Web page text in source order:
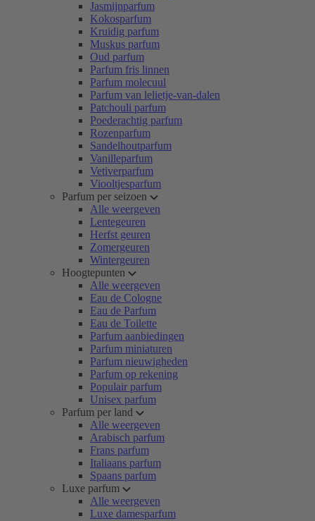
Jasmijnparfum
Kokosparfum
Kruidig parfum
Muskus parfum
Oud parfum
Parfum fris linnen
Parfum molecuul
Parfum van lelietje-van-dalen
Patchouli parfum
Poederachtig parfum
Rozenparfum
Sandelhoutparfum
Vanilleparfum
Vetiverparfum
Viooltjesparfum
Parfum per seizoen
Alle weergeven
Lentegeuren
Herfst geuren
Zomergeuren
Wintergeuren
Hoogtepunten
Alle weergeven
Eau de Cologne
Eau de Parfum
Eau de Toilette
Parfum aanbiedingen
Parfum miniaturen
Parfum nieuwigheden
Parfum op rekening
Populair parfum
Unisex parfum
Parfum per land
Alle weergeven
Arabisch parfum
Frans parfum
Italiaans parfum
Spaans parfum
Luxe parfum
Alle weergeven
Luxe damesparfum